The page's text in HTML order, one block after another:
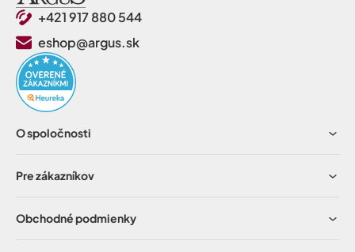
+421 917 880 544
eshop@argus.sk
O spoločnosti
Pre zákazníkov
Obchodné podmienky